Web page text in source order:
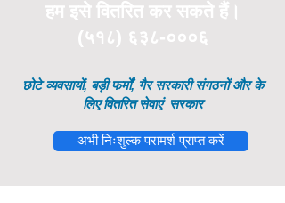
हम इसे वितरित कर सकते हैं।
(५१८) ६३८-०००६
छोटे व्यवसायों, बड़ी फर्मों, गैर सरकारी संगठनों और के
लिए वितरित सेवाएं
सरकार
अभी निःशुल्क परामर्श प्राप्त करें